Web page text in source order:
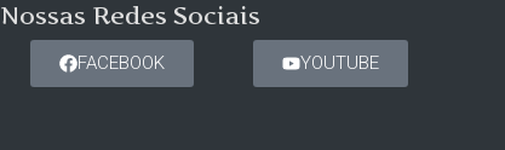
Nossas Redes Sociais
FACEBOOK YOUTUBE